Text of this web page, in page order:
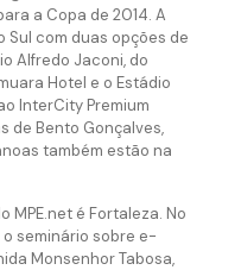
a Copa de 2014. A
Sul com duas opções de
Alfredo Jaconi, do
Hotel e o Estádio
InterCity Premium
de Bento Gonçalves,
também estão na
MPE.net é Fortaleza. No
seminário sobre e-
Monsenhor Tabosa,